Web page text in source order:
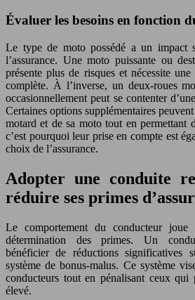
Évaluer les besoins en fonction
Le type de moto possédé a un impact
l’assurance. Une moto puissante ou
présente plus de risques et nécessite
complète. À l’inverse, un deux-roues
occasionnellement peut se contenter
Certaines options supplémentaires
motard et de sa moto tout en permettant
c’est pourquoi leur prise en compte est
choix de l’assurance.
Adopter une conduite
réduire ses primes
Le comportement du conducteur
détermination des primes. Un
bénéficier de réductions significatives
système de bonus-malus. Ce système
conducteurs tout en pénalisant ceux qui
élevé.